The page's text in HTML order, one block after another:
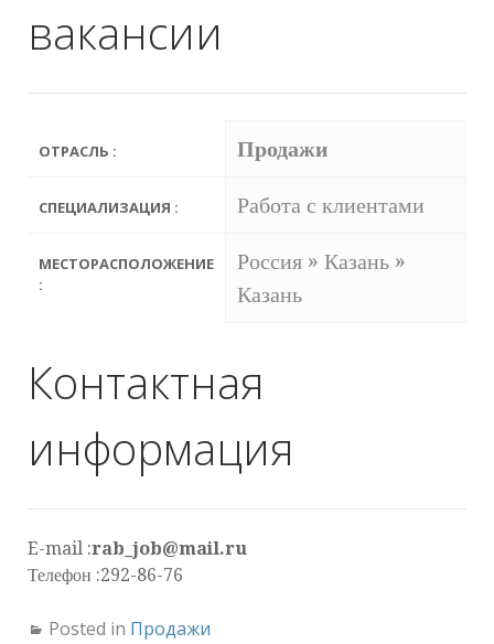
вакансии
ОТРАСЛЬ : Продажи
СПЕЦИАЛИЗАЦИЯ : Работа с клиентами
МЕСТОРАСПОЛОЖЕНИЕ
:
Россия » Казань »
Казань
Контактная
информация
E-mail :rab_job@mail.ru
Телефон :292-86-76
Posted in Продажи